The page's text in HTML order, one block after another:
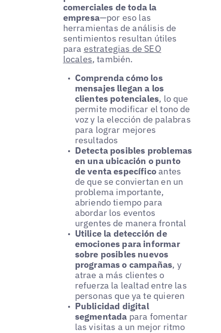
comerciales de toda la
empresa—por eso las
herramientas de análisis de
sentimientos resultan útiles
para estrategias de SEO
locales, también.
Comprenda cómo los
mensajes llegan a los
clientes potenciales, lo que
permite modificar el tono de
voz y la elección de palabras
para lograr mejores
resultados
Detecta posibles problemas
en una ubicación o punto
de venta específicoantes
de que se conviertan en un
problema importante,
abriendo tiempo para
abordar los eventos
urgentes de manera frontal
Utilice la detección de
emociones para informar
sobre posibles nuevos
programas o campañas, y
atrae a más clientes o
refuerza la lealtad entre las
personas que ya te quieren
Publicidad digital
segmentada para fomentar
las visitas a un mejor ritmo